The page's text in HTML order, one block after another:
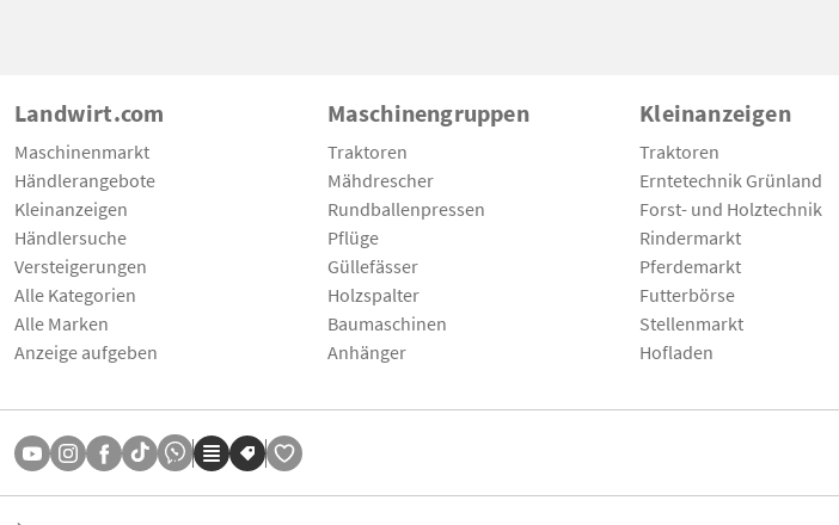
Landwirt.com
Maschinenmarkt
Händlerangebote
Kleinanzeigen
Händlersuche
Versteigerungen
Alle Kategorien
Alle Marken
Anzeige aufgeben
Maschinengruppen
Traktoren
Mähdrescher
Rundballenpressen
Pflüge
Güllefässer
Holzspalter
Baumaschinen
Anhänger
Kleinanzeigen
Traktoren
Erntetechnik Grünland
Forst- und Holztechnik
Rindermarkt
Pferdemarkt
Futterbörse
Stellenmarkt
Hofladen